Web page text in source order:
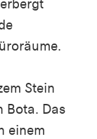
Stein
Bota. Das
einem